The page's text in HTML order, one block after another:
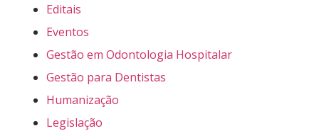
Editais
Eventos
Gestão em Odontologia Hospitalar
Gestão para Dentistas
Humanização
Legislação